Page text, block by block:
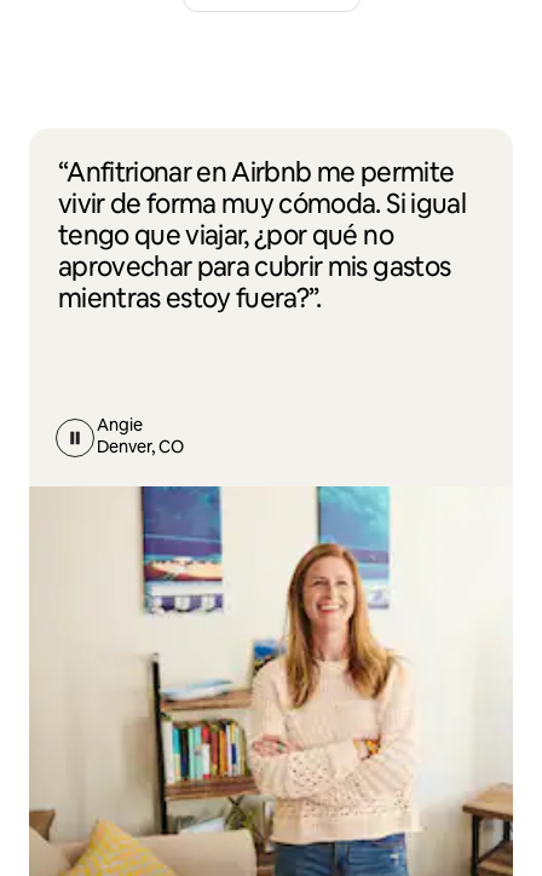
“Anfitrionar en Airbnb me permite
vivir de forma muy cómoda. Si igual
tengo que viajar, ¿por qué no
aprovechar para cubrir mis gastos
mientras estoy fuera?”.
Angie
Denver, CO